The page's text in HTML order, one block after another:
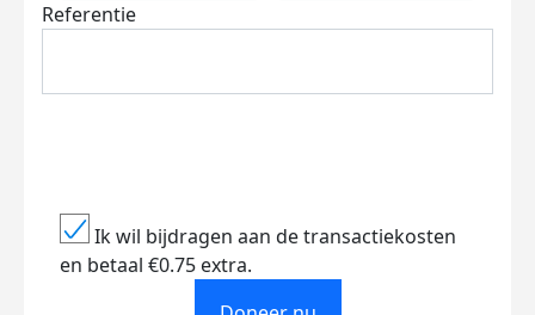
Referentie
Ik wil bijdragen aan de transactiekosten
en betaal €0.75 extra.